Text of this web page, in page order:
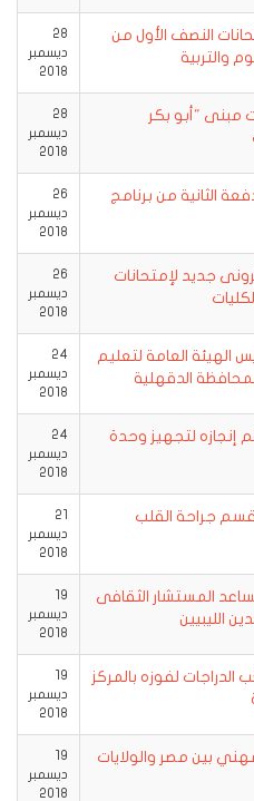
النصف الأول من
والتربية
28
ديسمبر
2018
مبنى "أبو بكر
28
ديسمبر
2018
الثانية من برنامج
26
ديسمبر
2018
جديد لإمتحانات
26
ديسمبر
2018
الهيئة العامة لتعليم
الدقهلية
24
ديسمبر
2018
إنجازه لتجهيز وحدة
24
ديسمبر
2018
جراحة القلب
21
ديسمبر
2018
المستشار الثقافى
الليبيين
19
ديسمبر
2018
لفوزه بالمركز
19
ديسمبر
2018
بين مصر والولايات
19
ديسمبر
2018